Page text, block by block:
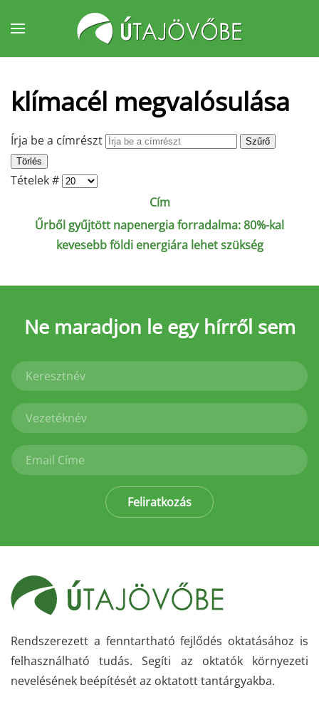
Fő tartalom átugrása
klímacél megvalósulása
Írja be a címrészt
Szűrő
Törlés
Tételek #
Cím
Űrből gyűjtött napenergia forradalma: 80%-kal
kevesebb földi energiára lehet szükség
Ne maradjon le egy hírről sem
Feliratkozás
Rendszerezett a fenntartható fejlődés oktatásához is
felhasználható tudás. Segíti az oktatók környezeti
nevelésének beépítését az oktatott tantárgyakba.